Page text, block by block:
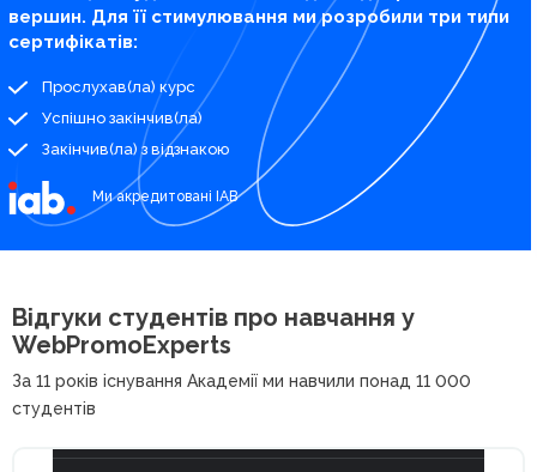
вершин. Для її стимулювання ми розробили три типи
сертифікатів:
Прослухав(ла) курс
Успішно закінчив(ла)
Закінчив(ла) з відзнакою
Ми акредитовані IAB
Відгуки студентів про навчання у
WebPromoExperts
За 11 років існування Академії ми навчили понад 11 000
студентів